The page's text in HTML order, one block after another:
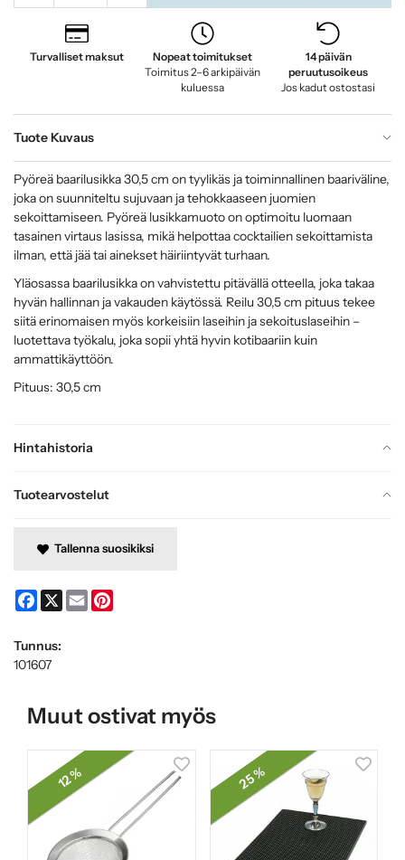
Turvalliset maksut
Nopeat toimitukset
Toimitus 2–6 arkipäivän
kuluessa
14 päivän
peruutusoikeus
Jos kadut ostostasi
Tuote Kuvaus
Hintahistoria
Tuotearvostelut
Pyöreä baarilusikka 30,5 cm on tyylikäs ja toiminnallinen baariväline,
joka on suunniteltu sujuvaan ja tehokkaaseen juomien
sekoittamiseen. Pyöreä lusikkamuoto on optimoitu luomaan
tasainen virtaus lasissa, mikä helpottaa cocktailien sekoittamista
ilman, että jää tai ainekset häiriintyvät turhaan.
Yläosassa baarilusikka on vahvistettu pitävällä otteella, joka takaa
hyvän hallinnan ja vakauden käytössä. Reilu 30,5 cm pituus tekee
siitä erinomaisen myös korkeisiin laseihin ja sekoituslaseihin –
luotettava työkalu, joka sopii yhtä hyvin kotibaariin kuin
ammattikäyttöön.
Pituus: 30,5 cm
Tallenna suosikiksi
Facebook
X Email
Tunnus:
101607
Muut ostivat myös
12 % 25 %